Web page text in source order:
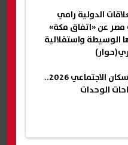
الدولية رامي
مصر عن «اتفاق مكة»
الوسيطة واستقلالية
شقق إيجار الإسكان الاجتماعي 2026..
الوحدات